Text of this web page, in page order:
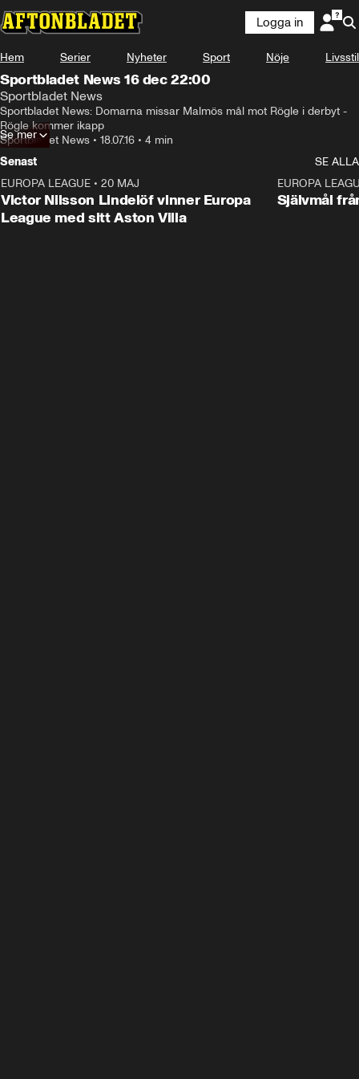
Logga in
Hem Serier Nyheter Sport Nöje Livsstil
Sportbladet News 16 dec 22:00
Sportbladet News
Sportbladet News: Domarna missar Malmös mål mot Rögle i derbyt -
Rögle kommer ikapp
Sportbladet News • 18.07.16 • 4 min
Se mer
Senast
SE ALLA
EUROPA LEAGUE • 20 MAJ
Victor Nilsson Lindelöf vinner Europa
League med sitt Aston Villa
EUROPA
Självmål